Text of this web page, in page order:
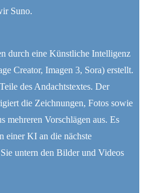
Suno.
durch eine Künstliche Intelligenz
Creator, Imagen 3, Sora) erstellt.
des Andachtstextes. Der
die Zeichnungen, Fotos sowie
mehreren Vorschlägen aus. Es
einer KI an die nächste
untern den Bilder und Videos